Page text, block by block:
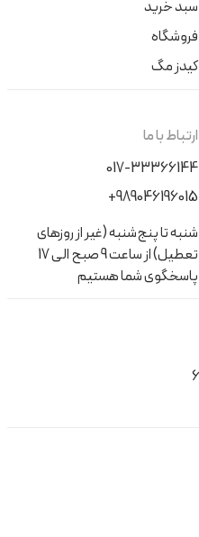
سبد خرید
فروشگاه
کیدز مگ
ارتباط با ما
017-33366144
+989046196015
شنبه تا پنج‌شنبه (غیر از روزهای
تعطیل) از ساعت 9 صبح الی 17
پاسخگوی شما هستیم